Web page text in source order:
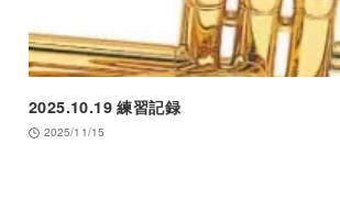
2025.10.19 練習記録
2025/11/15